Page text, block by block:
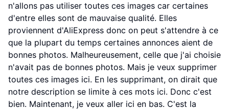
n'allons pas utiliser toutes ces images car certaines
d'entre elles sont de mauvaise qualité. Elles
proviennent d'AliExpress donc on peut s'attendre à ce
que la plupart du temps certaines annonces aient de
bonnes photos. Malheureusement, celle que j'ai choisie
n'avait pas de bonnes photos. Mais je veux supprimer
toutes ces images ici. En les supprimant, on dirait que
notre description se limite à ces mots ici. Donc c'est
bien. Maintenant, je veux aller ici en bas. C'est la